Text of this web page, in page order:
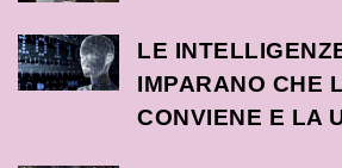
LE
IMPARANO CHE
CONVIENE E LA